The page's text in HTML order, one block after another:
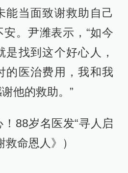
能当面致谢救助自己
。尹潍表示，“如今
是找到这个好心人，
的医治费用，我和我
他的救助。”
！88岁名医发“寻人启
命恩人》）